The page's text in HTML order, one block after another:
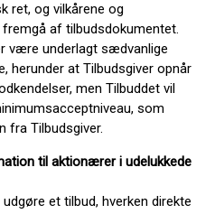
ret, og vilkårene og
af tilbudsdokumentet.
være underlagt sædvanlige
herunder at Tilbudsgiver opnår
men Tilbuddet vil
som
fra Tilbudsgiver.
til aktionærer i udelukkede
et tilbud, hverken direkte